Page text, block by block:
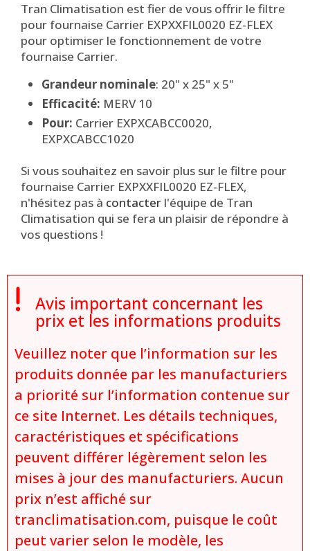
Tran Climatisation est fier de vous offrir le filtre
pour fournaise Carrier EXPXXFIL0020 EZ-FLEX
pour optimiser le fonctionnement de votre
fournaise Carrier.
Grandeur nominale: 20" x 25" x 5"
Efficacité: MERV 10
Pour: Carrier EXPXCABCC0020,
EXPXCABCC1020
Si vous souhaitez en savoir plus sur le filtre pour
fournaise Carrier EXPXXFIL0020 EZ-FLEX,
n'hésitez pas à contacter l'équipe de Tran
Climatisation qui se fera un plaisir de répondre à
vos questions !
 Avis important concernant les
prix et les informations produits
Veuillez noter que l’information sur les
produits donnée par les manufacturiers
a priorité sur l’information contenue sur
ce site Internet. Les détails techniques,
caractéristiques et spécifications
peuvent différer légèrement selon les
mises à jour des manufacturiers. Aucun
prix n’est affiché sur
tranclimatisation.com, puisque le coût
peut varier selon le modèle, les